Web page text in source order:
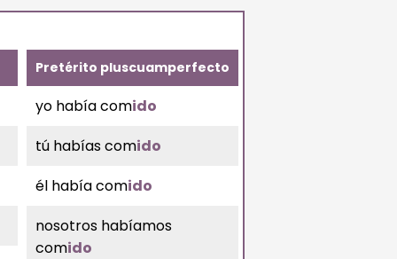
Pretérito pluscuamperfecto
yo había comido
tú habías comido
él había comido
nosotros habíamos
comido